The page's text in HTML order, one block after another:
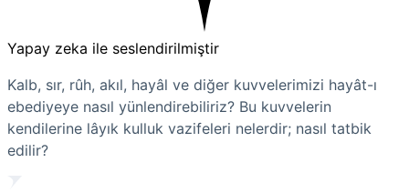
Yapay zeka ile seslendirilmiştir
Kalb, sır, rûh, akıl, hayâl ve diğer kuvvelerimizi hayât-ı
ebediyeye nasıl yünlendirebiliriz? Bu kuvvelerin
kendilerine lâyık kulluk vazifeleri nelerdir; nasıl tatbik
edilir?